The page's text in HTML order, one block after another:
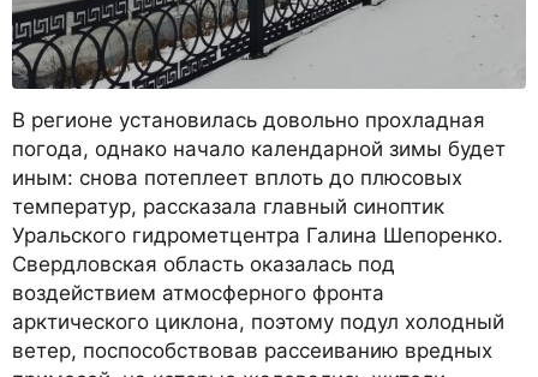
В регионе установилась довольно прохладная
погода, однако начало календарной зимы будет
иным: снова потеплеет вплоть до плюсовых
температур, рассказала главный синоптик
Уральского гидрометцентра Галина Шепоренко.
Свердловская область оказалась под
воздействием атмосферного фронта
арктического циклона, поэтому подул холодный
ветер, поспособствовав рассеиванию вредных